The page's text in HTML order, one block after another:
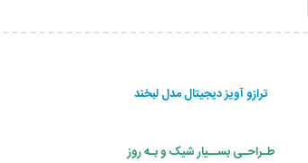
ترازو آویز دیجیتال مدل لبخند
طـراحـی بســیار شیک و بـه روز